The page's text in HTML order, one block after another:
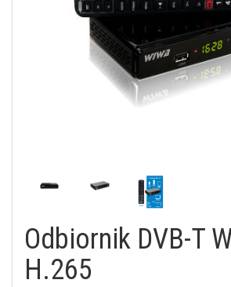
Odbiornik DVB-T
H.265